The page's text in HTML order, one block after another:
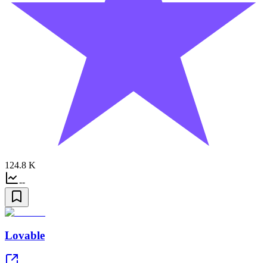
124.8 K
--
Lovable